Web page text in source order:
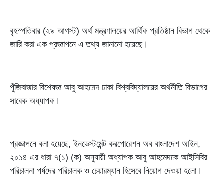
বৃহস্পতিবার (২৯ আগস্ট) অর্থ মন্ত্রণালয়ের আর্থিক প্রতিষ্ঠান বিভাগ থেকে
জারি করা এক প্রজ্ঞাপনে এ তথ্য জানানো হয়েছে।
পুঁজিবাজার বিশেষজ্ঞ আবু আহমেদ ঢাকা বিশ্ববিদ্যালয়ের অর্থনীতি বিভাগের
সাবেক অধ্যাপক।
প্রজ্ঞাপনে বলা হয়েছে, ইনভেস্টমেন্ট করপোরেশন অব বাংলাদেশ আইন,
২০১৪ এর ধারা ৭(১) (ক) অনুযায়ী অধ্যাপক আবু আহমেদকে আইসিবির
পরিচালনা পর্ষদের পরিচালক ও চেয়ারম্যান হিসেবে নিয়োগ দেওয়া হলো।